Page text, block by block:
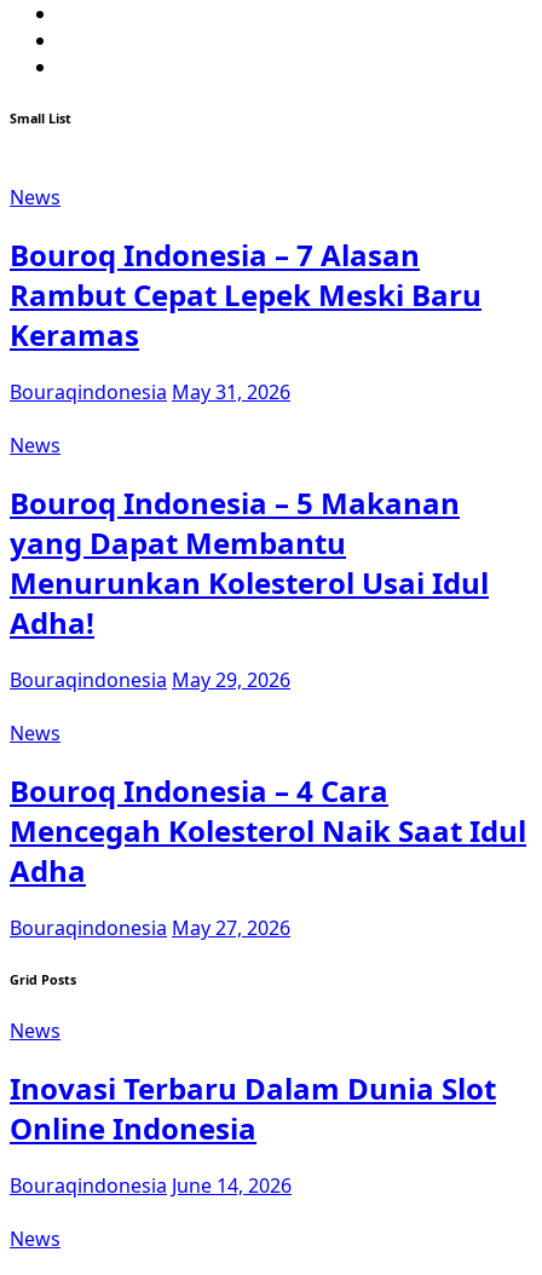
Small List
News
Bouroq Indonesia – 7 Alasan
Rambut Cepat Lepek Meski Baru
Keramas
Bouraqindonesia May 31, 2026
News
Bouroq Indonesia – 5 Makanan
yang Dapat Membantu
Menurunkan Kolesterol Usai Idul
Adha!
Bouraqindonesia May 29, 2026
News
Bouroq Indonesia – 4 Cara
Mencegah Kolesterol Naik Saat Idul
Adha
Bouraqindonesia May 27, 2026
Grid Posts
News
Inovasi Terbaru Dalam Dunia Slot
Online Indonesia
Bouraqindonesia June 14, 2026
News